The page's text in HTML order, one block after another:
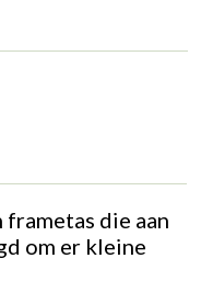
die aan
om er kleine